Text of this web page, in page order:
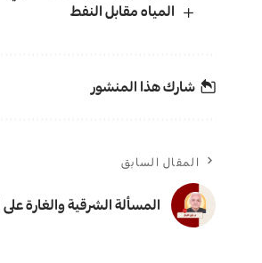
المياه مقابل النفط
شارك هذا المنشور
المقال السابق
المسألة الشرقية والغارة